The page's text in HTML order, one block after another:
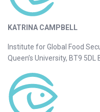
KATRINA CAMPBELL
Institute for Global Food
Queen’s University, BT9 5DL